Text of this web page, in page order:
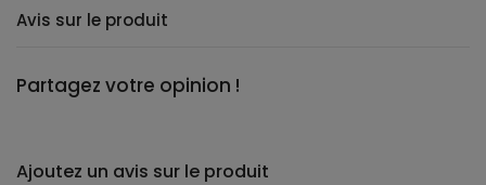
Avis sur le produit
Partagez votre opinion !
Ajoutez un avis sur le produit